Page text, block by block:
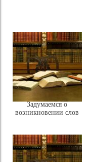
Задумаемся о
возникновении слов